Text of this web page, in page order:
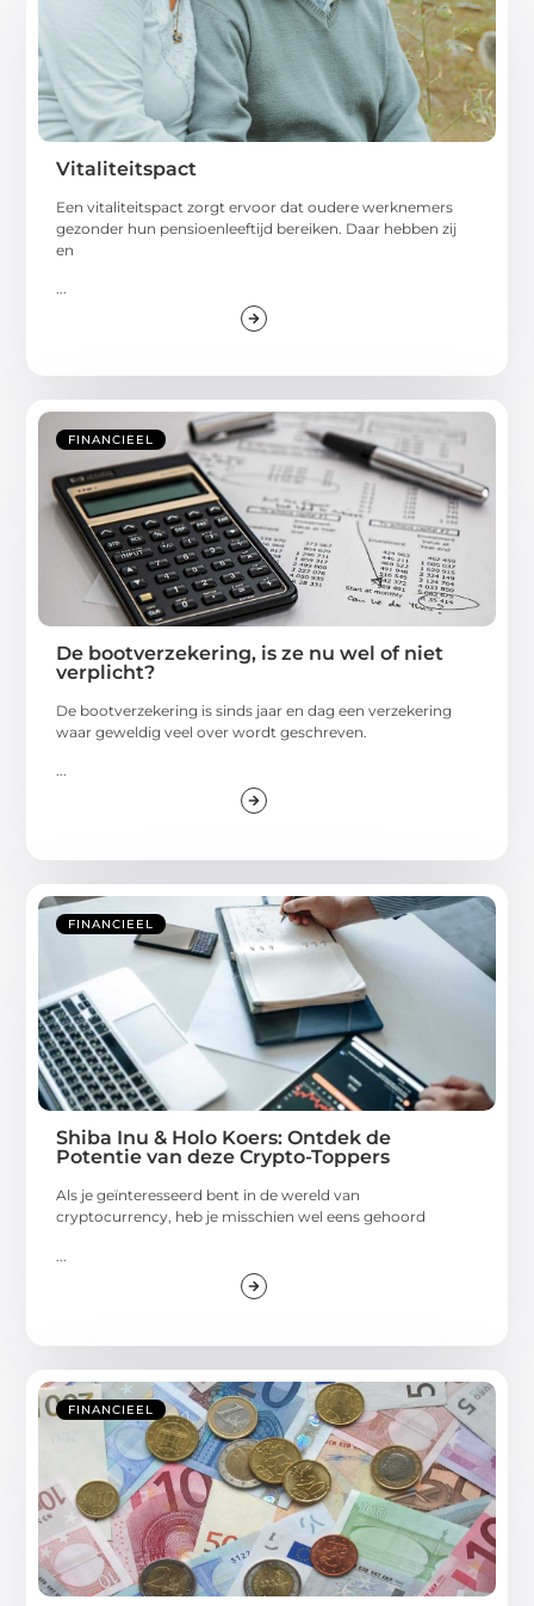
Vitaliteitspact
Een vitaliteitspact zorgt ervoor dat oudere werknemers
gezonder hun pensioenleeftijd bereiken. Daar hebben zij
en
...
FINANCIEEL
De bootverzekering, is ze nu wel of niet
verplicht?
De bootverzekering is sinds jaar en dag een verzekering
waar geweldig veel over wordt geschreven.
...
FINANCIEEL
Shiba Inu & Holo Koers: Ontdek de
Potentie van deze Crypto-Toppers
Als je geïnteresseerd bent in de wereld van
cryptocurrency, heb je misschien wel eens gehoord
FINANCIEEL